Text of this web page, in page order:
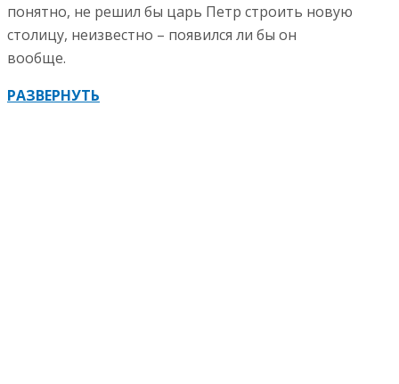
понятно, не решил бы царь Петр строить новую
столицу, неизвестно – появился ли бы он
вообще.
РАЗВЕРНУТЬ